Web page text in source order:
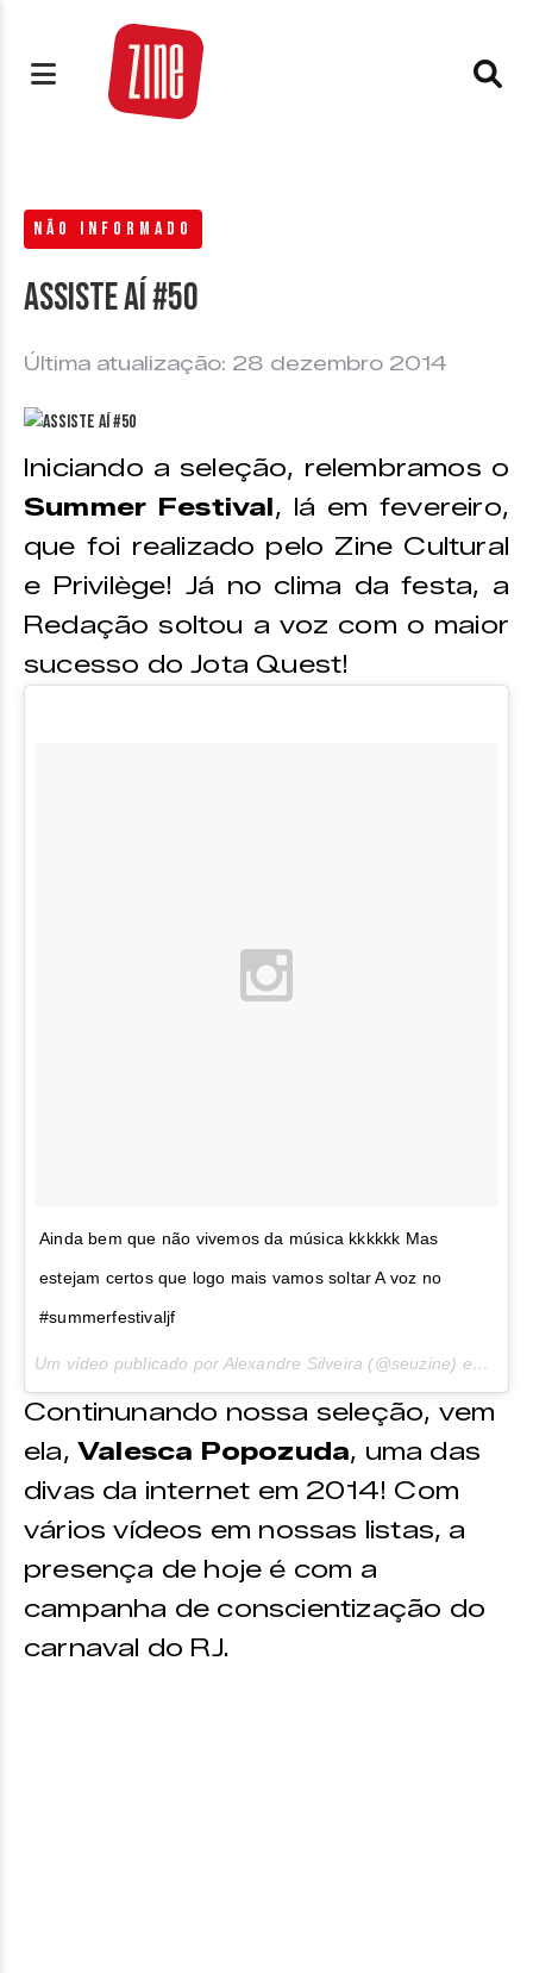
NÃO INFORMADO
Assiste aí #50
Última atualização: 28 dezembro 2014
Iniciando a seleção, relembramos o
Summer Festival, lá em fevereiro,
que foi realizado pelo Zine Cultural
e Privilège! Já no clima da festa, a
Redação soltou a voz com o maior
sucesso do Jota Quest!
Ainda bem que não vivemos da música kkkkkk Mas
estejam certos que logo mais vamos soltar A voz no
#summerfestivaljf
Um vídeo publicado por Alexandre Silveira (@seuzine) em
Continunando nossa seleção, vem
ela, Valesca Popozuda, uma das
divas da internet em 2014! Com
vários vídeos em nossas listas, a
presença de hoje é com a
campanha de conscientização do
carnaval do RJ.